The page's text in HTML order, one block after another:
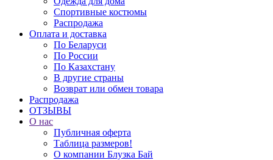
Спортивные костюмы
Распродажа
Оплата и доставка
По Беларуси
По России
По Казахстану
В другие страны
Возврат или обмен товара
Распродажа
ОТЗЫВЫ
О нас
Публичная оферта
Таблица размеров!
О компании Блузка Бай